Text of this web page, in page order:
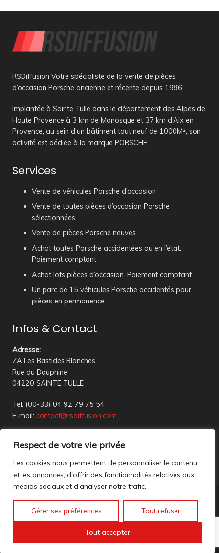
Respect de votre vie privée
Les cookies nous permettent de personnaliser le contenu
et les annonces, d'offrir des fonctionnalités relatives aux
médias sociaux et d'analyser notre trafic.
Gérer ses préférences Tout refuser
Tout accepter
RSDiffusion Votre spécialiste de la vente de pièces
d’occasion Porsche ancienne et récente depuis 1996
Implantée à Sainte Tulle dans le département des Alpes de
Haute Provence à 3 km de Manosque et 37 km d’Aix en
Provence, au sein d’un bâtiment tout neuf de 1000M², son
activité est dédiée à la marque PORSCHE.
Services
Vente de véhicules Porsche d’occasion
Vente de toutes pièces d’occasion Porsche
sélectionnées
Vente de pièces Porsche neuves
Achat toutes Porsche accidentées ou en l’état.
Paiement comptant
Achat lots pièces d’occasion. Paiement comptant.
Un parc de 15 véhicules Porsche accidentés pour
pièces en permanence.
Infos & Contact
Adresse:
ZA Les Bastides Blanches
Rue du Dauphiné
04220 SAINTE TULLE
Tel: (00-33) 04 92 79 75 54
E-mail: contact@rsdiffusion.com
18h00
Réception en magasin sur rendez-vous uniquement
Nous contacter
Mentions légales
Accéder à nos anciennes annonces